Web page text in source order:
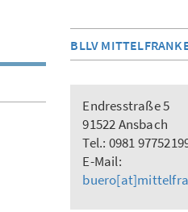
BLLV
Endresstraße 5
91522 Ansbach
Tel.: 0981
E-Mail: